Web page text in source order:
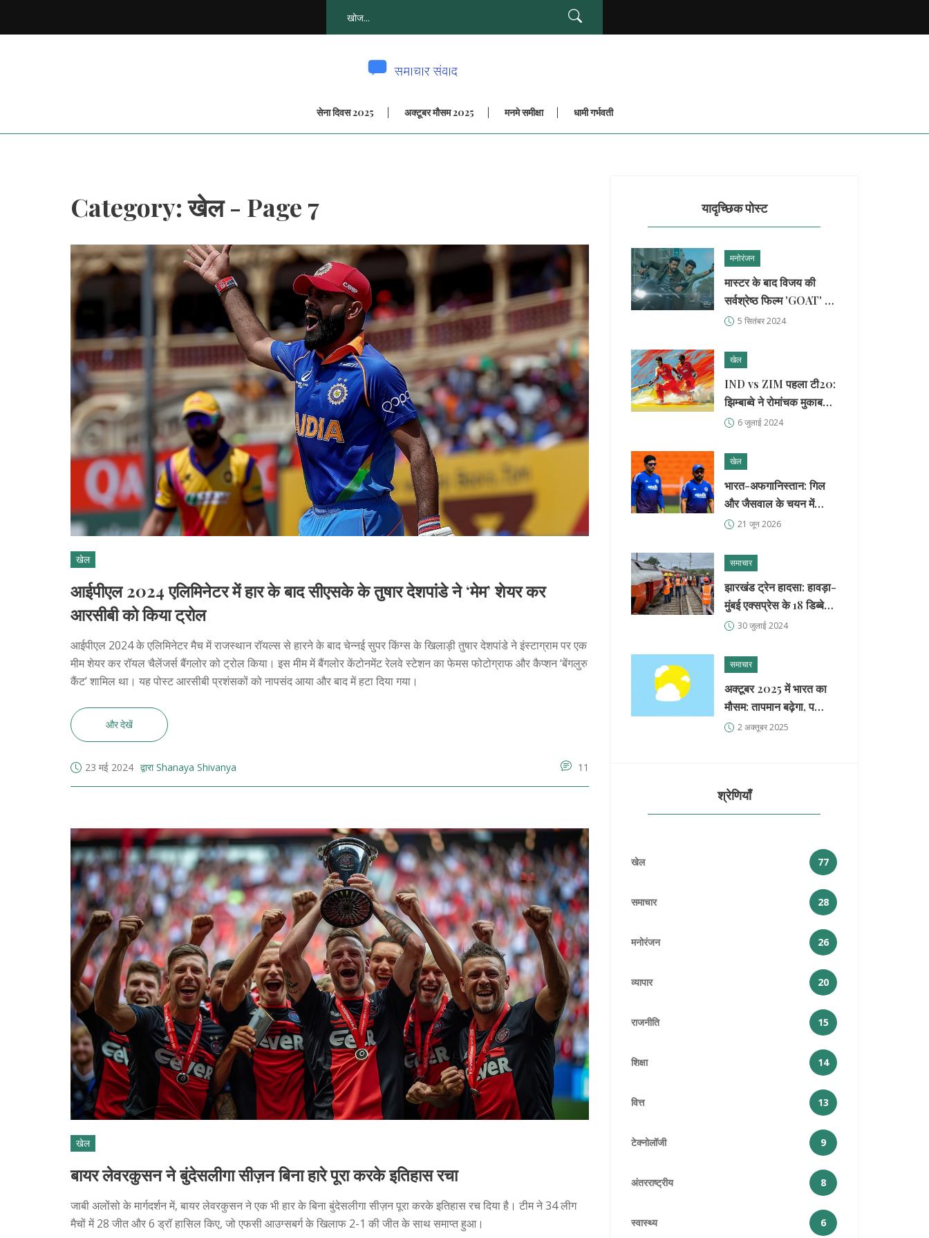
सेना दिवस 2025 अक्टूबर मौसम 2025 मनमे समीक्षा धामी गर्भवती
Category: खेल - Page 7
खेल
आईपीएल 2024 एलिमिनेटर में हार के बाद सीएसके के तुषार देशपांडे ने ‘मेम’ शेयर कर
आरसीबी को किया ट्रोल
आईपीएल 2024 के एलिमिनेटर मैच में राजस्थान रॉयल्स से हारने के बाद चेन्नई सुपर किंग्स के खिलाड़ी तुषार देशपांडे ने इंस्टाग्राम पर एक
मीम शेयर कर रॉयल चैलेंजर्स बैंगलोर को ट्रोल किया। इस मीम में बैंगलोर केंटोनमेंट रेलवे स्टेशन का फेमस फोटोग्राफ और कैप्शन ‘बेंगलुरु
कैंट’ शामिल था। यह पोस्ट आरसीबी प्रशंसकों को नापसंद आया और बाद में हटा दिया गया।
और देखें
23 मई 2024 द्वारा Shanaya Shivanya 11
खेल
बायर लेवरकुसन ने बुंदेसलीगा सीज़न बिना हारे पूरा करके इतिहास रचा
जाबी अलोंसो के मार्गदर्शन में, बायर लेवरकुसन ने एक भी हार के बिना बुंदेसलीगा सीज़न पूरा करके इतिहास रच दिया है। टीम ने 34 लीग
मैचों में 28 जीत और 6 ड्रॉ हासिल किए, जो एफसी आउग्सबर्ग के खिलाफ 2-1 की जीत के साथ समाप्त हुआ।
यादृच्छिक पोस्ट
मनोरंजन
मास्टर के बाद विजय की
सर्वश्रेष्ठ फिल्म 'GOAT' से
जुड़ी रिव्यू ट्विटर पर छाई
5 सितंबर 2024
खेल
IND vs ZIM पहला टी20:
झिम्बाब्वे ने रोमांचक मुकाबले
में 13 रन से चौंकाया
6 जुलाई 2024
खेल
भारत-अफगानिस्तान: गिल
और जैसवाल के चयन में
भ्रम?21 जून 2026
समाचार
झारखंड ट्रेन हादसा: हावड़ा-
मुंबई एक्सप्रेस के 18 डिब्बे
पटरी से उतरे, 2 की मौत, 20
30 जुलाई 2024
समाचार
अक्टूबर 2025 में भारत का
मौसम: तापमान बढ़ेगा, पश्चिमी
दुष्कर से भारी बारिश
2 अक्तूबर 2025
श्रेणियाँ
खेल 77
समाचार 28
मनोरंजन 26
व्यापार 20
राजनीति 15
शिक्षा 14
वित्त 13
टेक्नोलॉजी 9
अंतरराष्ट्रीय 8
स्वास्थ्य 6